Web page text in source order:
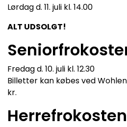
Lørdag d. 11. juli kl. 14.00
ALT UDSOLGT!
Fredag d. 10. juli kl. 12.30
Billetter kan købes ved
kr.
Herrefrokosten